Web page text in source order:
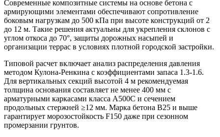
Современные композитные системы на основе бетона с
армирующими элементами обеспечивают сопротивление
боковым нагрузкам до 500 кПа при высоте конструкций от 2
до 12 м. Такие решения актуальны для укрепления склонов с
углом откоса до 70°, защиты дорожных насыпей и
организации террас в условиях плотной городской застройки.
Типовой расчет включает анализ распределения давления
методом Кулона-Ренкина с коэффициентами запаса 1.3-1.6.
Для вертикальных секций высотой 4 м рекомендуемая
толщина основания составляет не менее 400 мм с
арматурными каркасами класса А500С и сечением
продольных стержней ≥12 мм. Марка бетона В25 и выше
гарантирует морозостойкость F150 даже при сезонном
промерзании грунтов.